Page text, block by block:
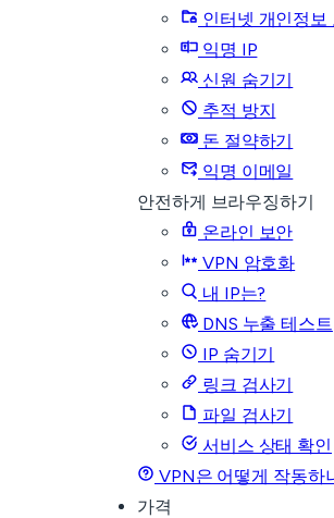
인터넷 개인정보
익명 IP
신원 숨기기
추적 방지
돈 절약하기
익명 이메일
안전하게 브라우징하기
온라인 보안
VPN 암호화
내 IP는?
DNS 누출 테스트
IP 숨기기
링크 검사기
파일 검사기
서비스 상태 확인
VPN은 어떻게 작동하
가격